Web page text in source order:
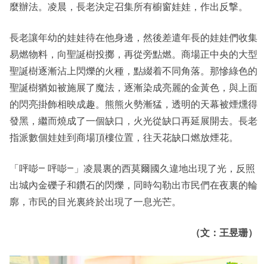
麼辦法。凌晨，長老決定召集所有櫥窗娃娃，作出反撃。
長老讓年幼的娃娃待在他身邊，然後差遣年長的娃娃們收集
易燃物料，向聖誕樹投擲，再從旁點燃。商場正中央的大型
聖誕樹逐漸沾上閃爍的火種，點綴着不同角落。那慘綠色的
聖誕樹猶如被施展了魔法，逐漸染成亮麗的金黃色，與上面
的閃亮掛飾相映成趣。熊熊火勢漸猛，透明的天幕被煙燻得
發黑，繼而燒成了一個缺口，火光從缺口再延展開去。長老
指派數個娃娃到商場頂樓位置，往天花缺口燃放煙花。
「呯嘭— 呯嘭—」凌晨裏的西莫爾國久違地出現了光，反照
出城內金礫子和鑽石的閃爍，同時勾勒出市民們在夜裏的輪
廓，市民的目光裏終於出現了一息光芒。
（文：王昱珊）